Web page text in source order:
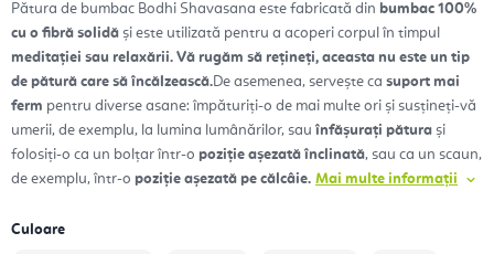
Pătura de bumbac Bodhi Shavasana este fabricată din bumbac 100%
cu o fibră solidă și este utilizată pentru a acoperi corpul în timpul
meditației sau relaxării. Vă rugăm să rețineți, aceasta nu este un tip
de pătură care să încălzească.De asemenea, servește ca suport mai
ferm pentru diverse asane: împăturiți-o de mai multe ori și susțineți-vă
umerii, de exemplu, la lumina lumânărilor, sau înfășurați pătura și
folosiți-o ca un bolțar într-o poziție așezată înclinată, sau ca un scaun,
de exemplu, într-o poziție așezată pe călcâie. Mai multe informații
Culoare